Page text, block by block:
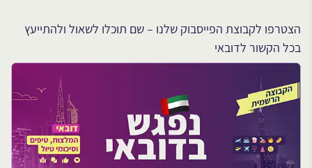
הצטרפו לקבוצת הפייסבוק שלנו – שם תוכלו לשאול ולהתייעץ
בכל הקשור לדובאי